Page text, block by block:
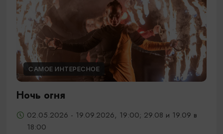
САМОЕ ИНТЕРЕСНОЕ
Ночь огня
02.05.2026 - 19.09.2026, 19:00; 29.08 и 19.09 в
18:00